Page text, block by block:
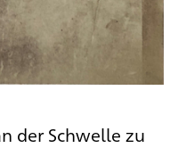
der Schwelle zu